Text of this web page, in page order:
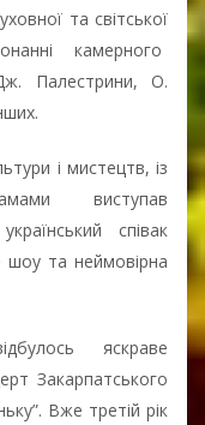
та світської
камерного
Палестрини, О.
і мистецтв, із
виступав
співак
шоу та неймовірна
яскраве
Закарпатського
Вже третій рік